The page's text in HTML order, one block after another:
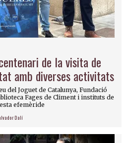
de la visita de
amb diverses activitats
del Joguet de Catalunya, Fundació
Fages de Climent i instituts de
efemèride
Dalí